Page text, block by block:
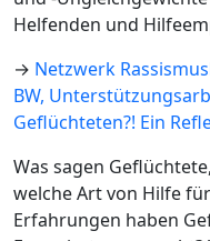
Helfenden und
→ Netzwerk
BW,
Geflüchteten?! Ein
Was sagen
welche Art von Hilfe
Erfahrungen haben